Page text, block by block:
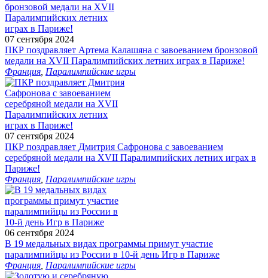
07 сентября 2024
ПКР поздравляет Артема Калашяна с завоеванием бронзовой
медали на XVII Паралимпийских летних играх в Париже!
Франция Паралимпийские игры
07 сентября 2024
ПКР поздравляет Дмитрия Сафронова с завоеванием
серебряной медали на XVII Паралимпийских летних играх в
Париже!
Франция Паралимпийские игры
06 сентября 2024
В 19 медальных видах программы примут участие
паралимпийцы из России в 10-й день Игр в Париже
Франция Паралимпийские игры